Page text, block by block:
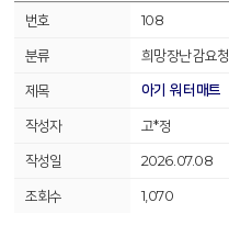
108
희망장난감요청
아기 워터매트
고*정
2026.07.08
1,070